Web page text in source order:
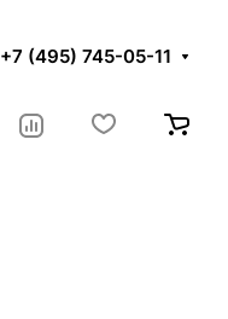
+7 (495) 745-05-11